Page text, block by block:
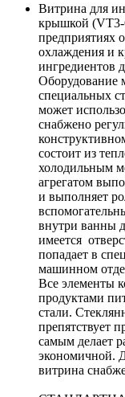
Витрина для
крышкой (VT3-
предприятиях
охлаждения и
ингредиентов
Оборудование
специальных
может
снабжено
состоит из
холодильным
агрегатом
и выполняет
внутри ванны
имеется
попадает в
машинном
Все элементы
продуктами
стали.
препятствует
самым делает
экономичной.
витрина